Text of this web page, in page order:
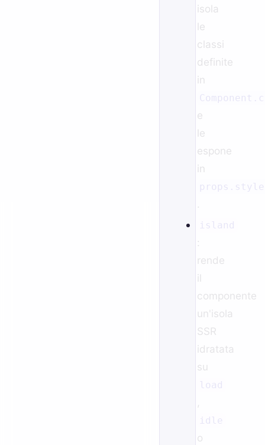
isola
le
classi
definite
in
e
le
espone
in
.
island
:
rende
componente
un'isola
SSR
idratata
su
load
,
idle
o